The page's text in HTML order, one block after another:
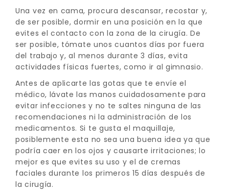
Una vez en cama, procura descansar, recostar y,
de ser posible, dormir en una posición en la que
evites el contacto con la zona de la cirugía. De
ser posible, tómate unos cuantos días por fuera
del trabajo y, al menos durante 3 días, evita
actividades físicas fuertes, como ir al gimnasio.
Antes de aplicarte las gotas que te envíe el
médico, lávate las manos cuidadosamente para
evitar infecciones y no te saltes ninguna de las
recomendaciones ni la administración de los
medicamentos. Si te gusta el maquillaje,
posiblemente esta no sea una buena idea ya que
podría caer en los ojos y causarte irritaciones; lo
mejor es que evites su uso y el de cremas
faciales durante los primeros 15 días después de
la cirugía.